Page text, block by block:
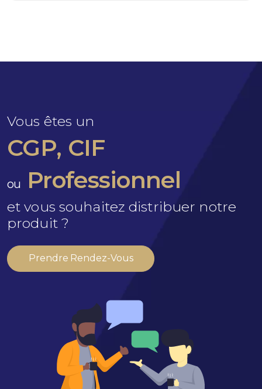
Vous êtes un
CGP, CIF
ou Professionnel
et vous souhaitez distribuer notre
produit ?
Prendre Rendez-Vous